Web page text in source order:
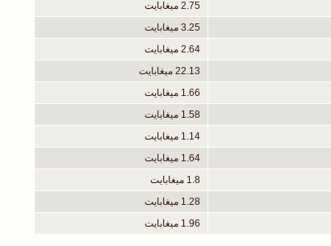
2.75 ميغابايت
3.25 ميغابايت
2.64 ميغابايت
22.13 ميغابايت
1.66 ميغابايت
1.58 ميغابايت
1.14 ميغابايت
1.64 ميغابايت
1.8 ميغابايت
1.28 ميغابايت
1.96 ميغابايت